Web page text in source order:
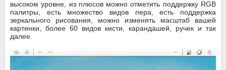
высоком уровне, из плюсов можно отметить поддержку RGB
палитры, есть множество видов пера, есть поддержка
зеркального рисования, можно изменять масштаб вашей
картинки, более 60 видов кисти, карандашей, ручек и так
далее.